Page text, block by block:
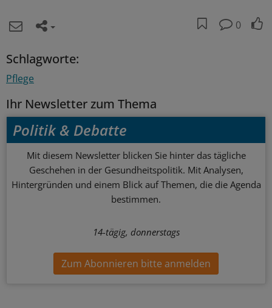
0
Schlagworte:
Pflege
Ihr Newsletter zum Thema
Politik & Debatte
Mit diesem Newsletter blicken Sie hinter das tägliche
Geschehen in der Gesundheitspolitik. Mit Analysen,
Hintergründen und einem Blick auf Themen, die die Agenda
bestimmen.
14-tägig, donnerstags
Zum Abonnieren bitte anmelden